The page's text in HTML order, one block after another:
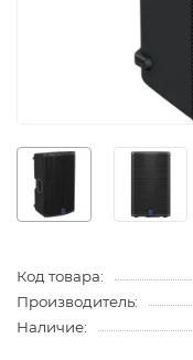
Код товара:
Производитель:
Наличие: